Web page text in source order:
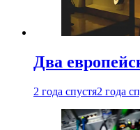
Два
2 года спустя2 года